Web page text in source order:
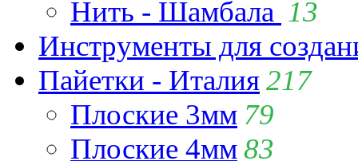
Нить - Шамбала 13
Инструменты для
Пайетки - Италия217
Плоские 3мм 79
Плоские 4мм83